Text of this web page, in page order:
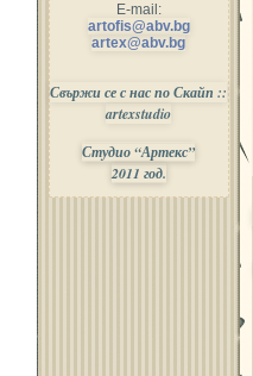
E-mail:
artofis@abv.bg
artex@abv.bg
Свържи се с нас по Скайп ::
artexstudio
Студио “Артекс”
2011 год.